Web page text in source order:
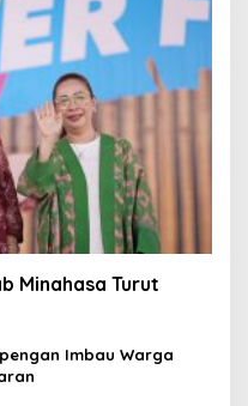
Minahasa Turut
Imbau Warga